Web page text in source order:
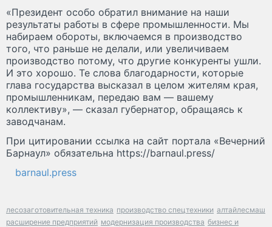
«Президент особо обратил внимание на наши
результаты работы в сфере промышленности. Мы
набираем обороты, включаемся в производство
того, что раньше не делали, или увеличиваем
производство потому, что другие конкуренты ушли.
И это хорошо. Те слова благодарности, которые
глава государства высказал в целом жителям края,
промышленникам, передаю вам — вашему
коллективу», — сказал губернатор, обращаясь к
заводчанам.
При цитировании ссылка на сайт портала «Вечерний
Барнаул» обязательна https://barnaul.press/
barnaul.press
лесозаготовительная техника производство спецтехники алтайлесмаш
расширение предприятий модернизация производства бизнес и